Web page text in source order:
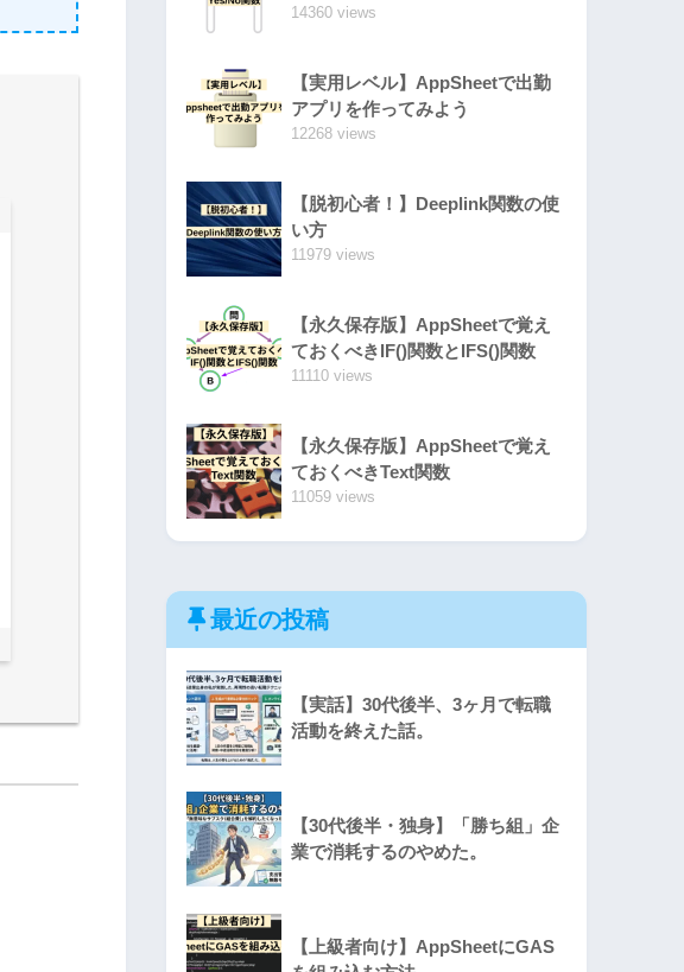
14360 views
【実用レベル】AppSheetで出勤
アプリを作ってみよう
12268 views
【脱初心者！】Deeplink関数の使
い方
11979 views
【永久保存版】AppSheetで覚え
ておくべきIF()関数とIFS()関数
11110 views
【永久保存版】AppSheetで覚え
ておくべきText関数
11059 views
最近の投稿
【実話】30代後半、3ヶ月で転職
活動を終えた話。
【30代後半・独身】「勝ち組」企
業で消耗するのやめた。
【上級者向け】AppSheetにGAS